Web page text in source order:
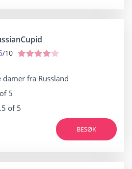
/10
damer fra Russland
5
of 5
BESØK